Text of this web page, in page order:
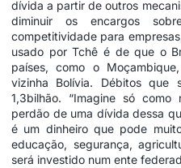
dívida a partir de outros
diminuir os encargos
competitividade para
usado por Tchê é de que o
países, como o
vizinha Bolívia. Débitos que
1,3bilhão. “Imagine só
perdão de uma dívida dessa
é um dinheiro que pode
educação, segurança,
será investido num ente